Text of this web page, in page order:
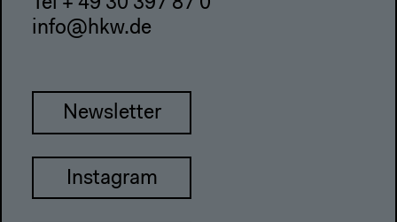
info@hkw.de
Newsletter
Instagram